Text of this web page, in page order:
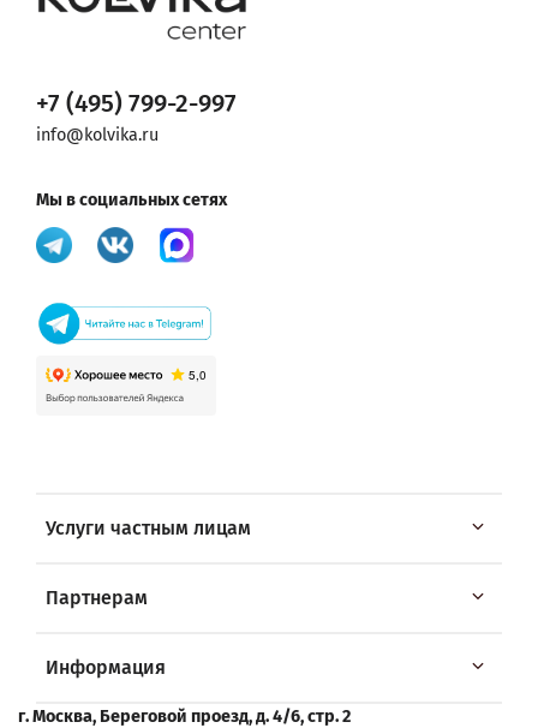
Услуги частным лицам
Партнерам
Информация
+7 (495) 799-2-997
info@kolvika.ru
Мы в социальных сетях
г. Москва, Береговой проезд, д. 4/6, стр. 2